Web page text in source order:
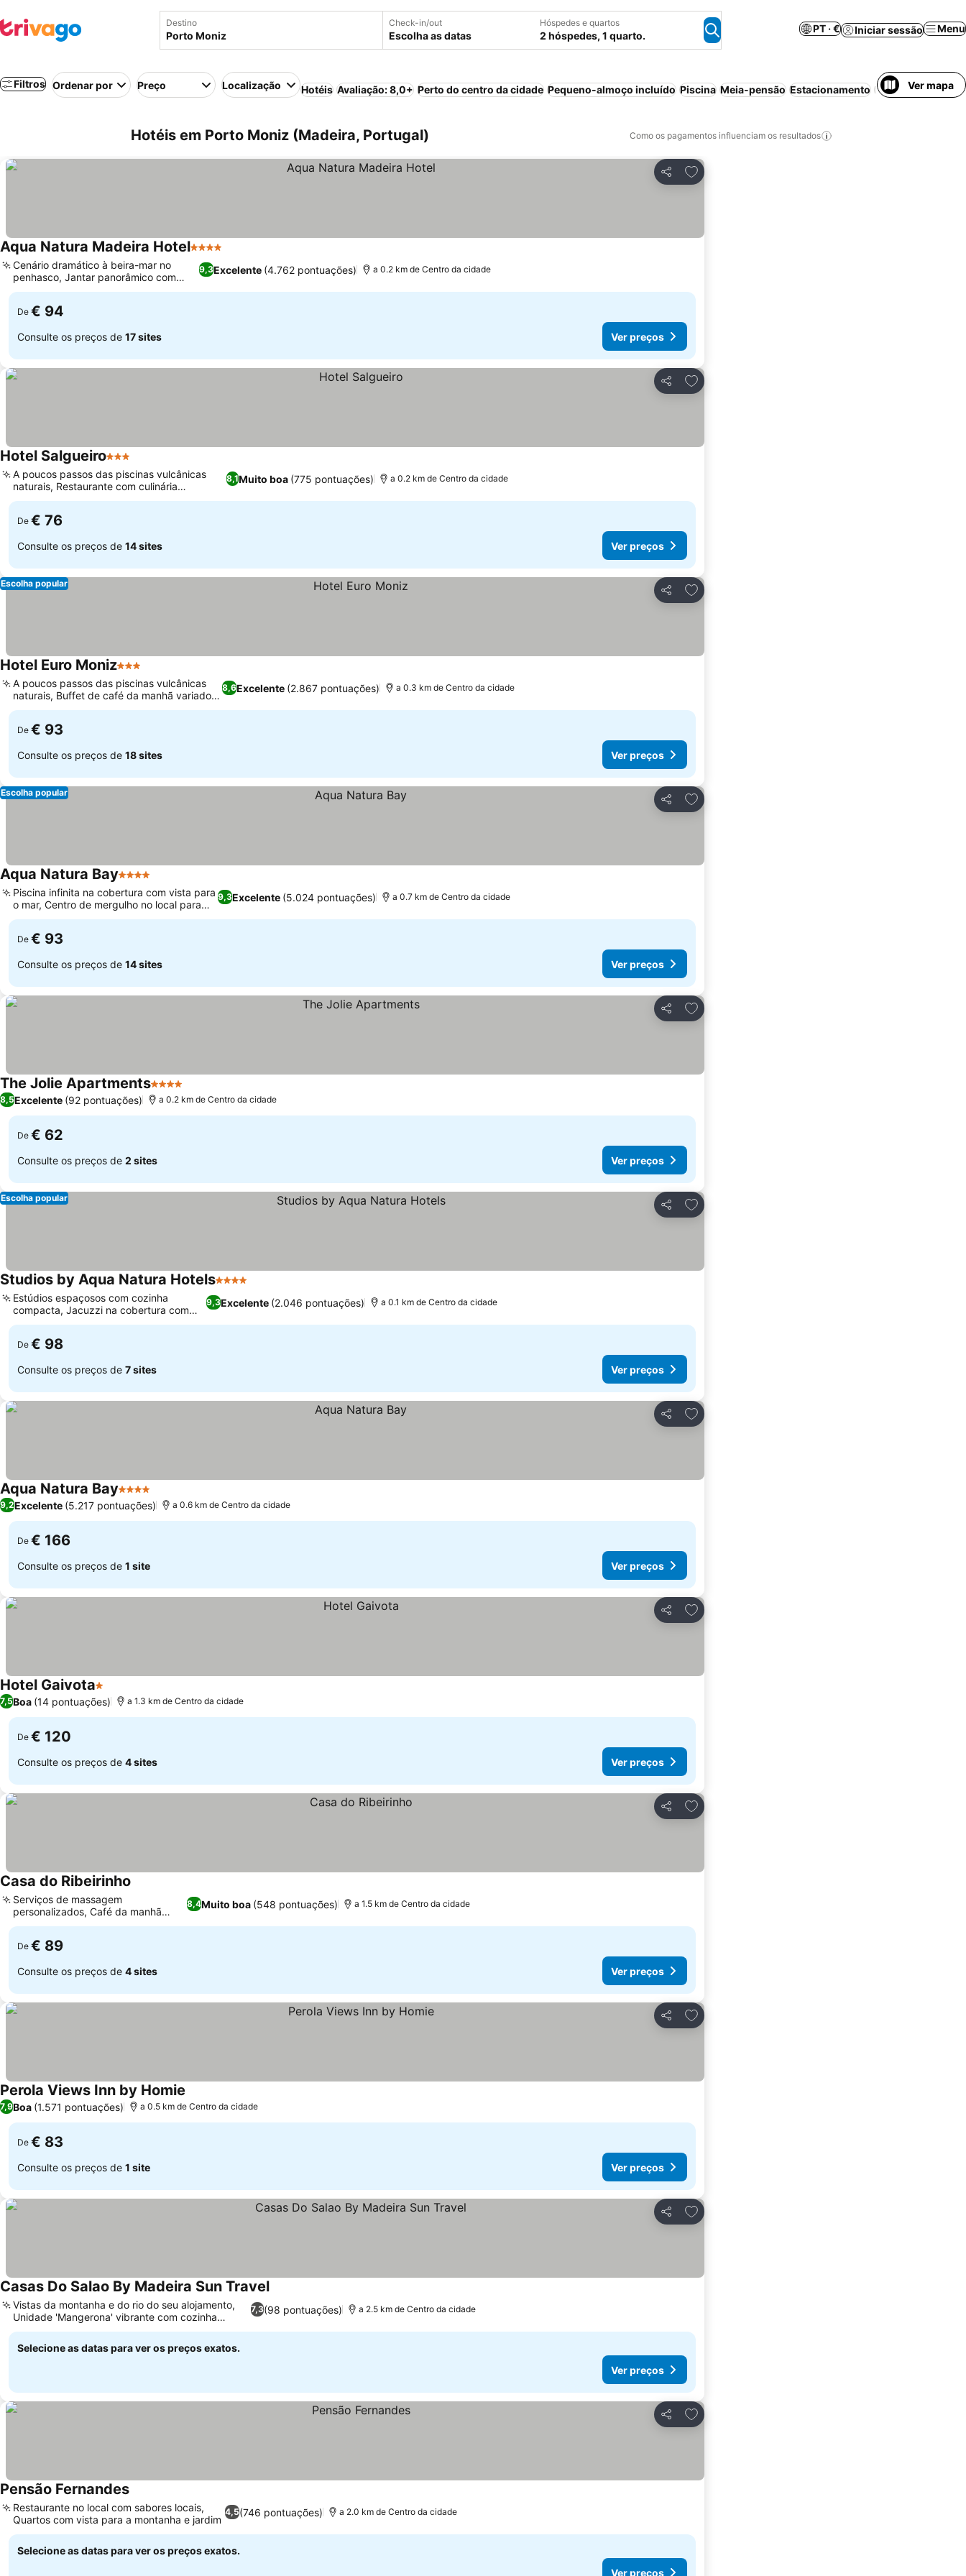
Destino Check-in/out
Escolha as datas
Hóspedes e quartos
2 hóspedes, 1 quarto.
PT · € Iniciar sessão Menu
Filtros Ordenar por Preço Localização Hotéis Avaliação: 8,0+ Perto do centro da cidade Pequeno-almoço incluído Piscina Meia-pensão Estacionamento Praia Aparthotel
Ver mapa
Hotéis em Porto Moniz (Madeira, Portugal) Como os pagamentos influenciam os resultados
Partilhar
Adicionar aos favoritos
Aqua Natura Madeira Hotel4 Estrelas
9,3Excelente (4.762 pontuações)
Cenário dramático à beira-mar no
penhasco, Jantar panorâmico com
culinária local
a 0.2 km de Centro da cidade
De € 94
Consulte os preços de 17 sites Ver preços
Partilhar
Adicionar aos favoritos
Hotel Salgueiro3 Estrelas
8,1Muito boa (775 pontuações)
A poucos passos das piscinas vulcânicas
naturais, Restaurante com culinária
tradicional madeirense
a 0.2 km de Centro da cidade
De € 76
Consulte os preços de 14 sites Ver preços
Partilhar
Adicionar aos favoritos
Escolha popular
Hotel Euro Moniz3 Estrelas
8,6Excelente (2.867 pontuações)
A poucos passos das piscinas vulcânicas
naturais, Buffet de café da manhã variado e
de qualidade
a 0.3 km de Centro da cidade
De € 93
Consulte os preços de 18 sites Ver preços
Partilhar
Adicionar aos favoritos
Escolha popular
Aqua Natura Bay4 Estrelas
9,3Excelente (5.024 pontuações)
Piscina infinita na cobertura com vista para
o mar, Centro de mergulho no local para
aventureiros
a 0.7 km de Centro da cidade
De € 93
Consulte os preços de 14 sites Ver preços
Partilhar
Adicionar aos favoritos
The Jolie Apartments4 Estrelas
8,5Excelente (92 pontuações) a 0.2 km de Centro da cidade
De € 62
Consulte os preços de 2 sites Ver preços
Partilhar
Adicionar aos favoritos
Escolha popular
Studios by Aqua Natura Hotels4 Estrelas
9,3Excelente (2.046 pontuações)
Estúdios espaçosos com cozinha
compacta, Jacuzzi na cobertura com
vista para o mar
a 0.1 km de Centro da cidade
De € 98
Consulte os preços de 7 sites Ver preços
Partilhar
Adicionar aos favoritos
Aqua Natura Bay4 Estrelas
9,2Excelente (5.217 pontuações) a 0.6 km de Centro da cidade
De € 166
Consulte os preços de 1 site Ver preços
Partilhar
Adicionar aos favoritos
Hotel Gaivota1 Estrelas
7,5Boa (14 pontuações) a 1.3 km de Centro da cidade
De € 120
Consulte os preços de 4 sites Ver preços
Partilhar
Adicionar aos favoritos
Casa do Ribeirinho
8,4Muito boa (548 pontuações)
Serviços de massagem
personalizados, Café da manhã
comunitário único
a 1.5 km de Centro da cidade
De € 89
Consulte os preços de 4 sites Ver preços
Partilhar
Adicionar aos favoritos
Perola Views Inn by Homie
7,9Boa (1.571 pontuações) a 0.5 km de Centro da cidade
De € 83
Consulte os preços de 1 site Ver preços
Partilhar
Adicionar aos favoritos
Casas Do Salao By Madeira Sun Travel
7,3(98 pontuações)
Vistas da montanha e do rio do seu alojamento,
Unidade 'Mangerona' vibrante com cozinha
completa
a 2.5 km de Centro da cidade
Selecione as datas para ver os preços exatos.
Ver preços
Partilhar
Adicionar aos favoritos
Pensão Fernandes
4,5(746 pontuações)
Restaurante no local com sabores locais,
Quartos com vista para a montanha e jardim
a 2.0 km de Centro da cidade
Selecione as datas para ver os preços exatos.
Ver preços